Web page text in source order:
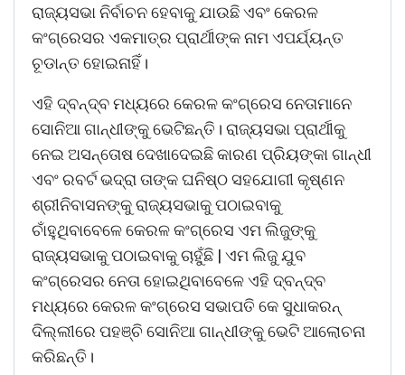
ରାଜ୍ୟସଭା ନିର୍ବାଚନ ହେବାକୁ ଯାଉଛି ଏବଂ କେରଳ
କଂଗ୍ରେସର ଏକମାତ୍ର ପ୍ରାର୍ଥୀଙ୍କ ନାମ ଏପର୍ଯ୍ୟନ୍ତ
ଚୂଡାନ୍ତ ହୋଇନାହିଁ।
ଏହି ଦ୍ବନ୍ଦ୍ବ ମଧ୍ୟରେ କେରଳ କଂଗ୍ରେସ ନେତାମାନେ
ସୋନିଆ ଗାନ୍ଧୀଙ୍କୁ ଭେଟିଛନ୍ତି। ରାଜ୍ୟସଭା ପ୍ରାର୍ଥୀକୁ
ନେଇ ଅସନ୍ତୋଷ ଦେଖାଦେଇଛି କାରଣ ପ୍ରିୟଙ୍କା ଗାନ୍ଧୀ
ଏବଂ ରବର୍ଟ ଭଦ୍ରା ତାଙ୍କ ଘନିଷ୍ଠ ସହଯୋଗୀ କୃଷ୍ଣନ
ଶ୍ରୀନିବାସନଙ୍କୁ ରାଜ୍ୟସଭାକୁ ପଠାଇବାକୁ
ଚାଁହୁଥିବାବେଳେ କେରଳ କଂଗ୍ରେସ ଏମ ଲିଜୁଙ୍କୁ
ରାଜ୍ୟସଭାକୁ ପଠାଇବାକୁ ଚାହୁଁଛି | ଏମ ଲିଜୁ ଯୁବ
କଂଗ୍ରେସର ନେତା ହୋଇଥିବାବେଳେ ଏହି ଦ୍ବନ୍ଦ୍ବ
ମଧ୍ୟରେ କେରଳ କଂଗ୍ରେସ ସଭାପତି କେ ସୁଧାକରନ୍
ଦିଲ୍ଲୀରେ ପହଞ୍ଚି ସୋନିଆ ଗାନ୍ଧୀଙ୍କୁ ଭେଟି ଆଲୋଚନା
କରିଛନ୍ତି।